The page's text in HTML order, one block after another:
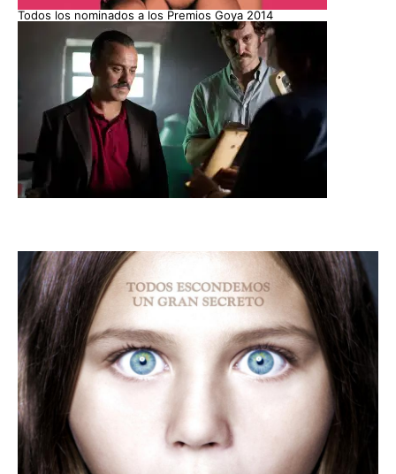
Todos los nominados a los Premios Goya 2014